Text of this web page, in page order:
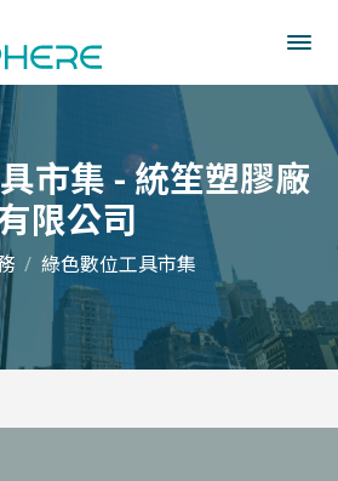
市集 - 統笙塑膠廠
限公司
綠色數位工具市集